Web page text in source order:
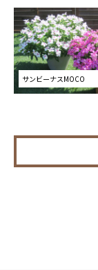
サンビーナスMOCO